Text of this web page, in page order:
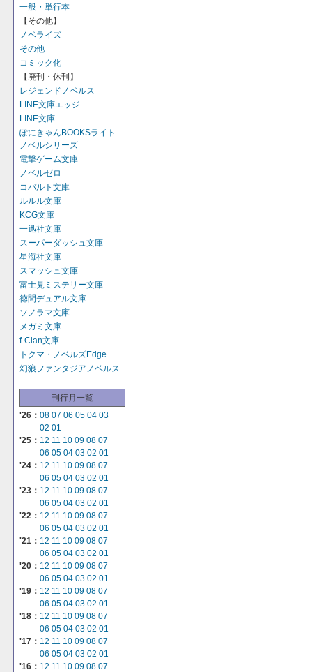
一般・単行本
【その他】
ノベライズ
その他
コミック化
【廃刊・休刊】
レジェンドノベルス
LINE文庫エッジ
LINE文庫
ぽにきゃんBOOKSライト
ノベルシリーズ
電撃ゲーム文庫
ノベルゼロ
コバルト文庫
ルルル文庫
KCG文庫
一迅社文庫
スーパーダッシュ文庫
星海社文庫
スマッシュ文庫
富士見ミステリー文庫
徳間デュアル文庫
ソノラマ文庫
メガミ文庫
f-Clan文庫
トクマ・ノベルズEdge
幻狼ファンタジアノベルス
刊行月一覧
'26： 08 07 06 05 04 03
02 01
'25： 12 11 10 09 08 07
06 05 04 03 02 01
'24： 12 11 10 09 08 07
06 05 04 03 02 01
'23： 12 11 10 09 08 07
06 05 04 03 02 01
'22： 12 11 10 09 08 07
06 05 04 03 02 01
'21： 12 11 10 09 08 07
06 05 04 03 02 01
'20： 12 11 10 09 08 07
06 05 04 03 02 01
'19： 12 11 10 09 08 07
06 05 04 03 02 01
'18： 12 11 10 09 08 07
06 05 04 03 02 01
'17： 12 11 10 09 08 07
06 05 04 03 02 01
'16： 12 11 10 09 08 07